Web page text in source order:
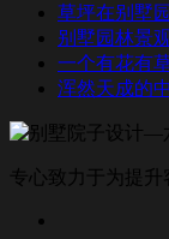
草坪在别墅
别墅园林景
一个有花有
浑然天成的
专心致力于为提升